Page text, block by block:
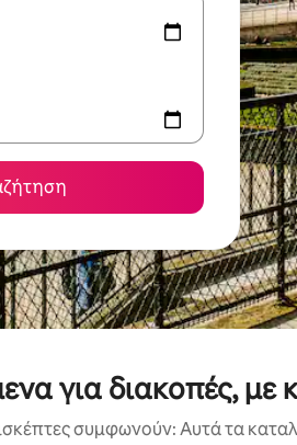
για διακοπές,
συμφωνούν: Αυτά τα